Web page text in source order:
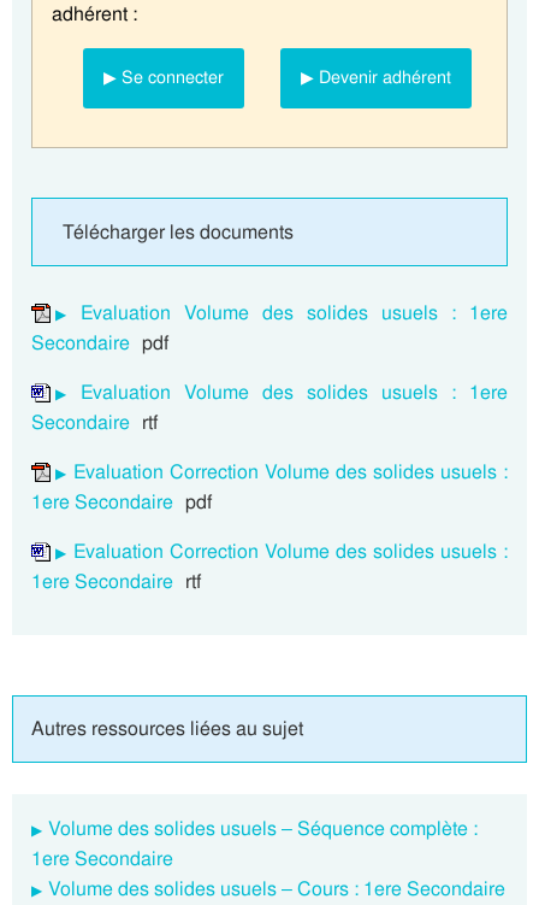
adhérent :
▶ Se connecter ▶ Devenir adhérent
Télécharger les documents
Evaluation Volume des solides usuels : 1ere
Secondaire pdf
Evaluation Volume des solides usuels : 1ere
Secondaire rtf
Evaluation Correction Volume des solides usuels :
1ere Secondaire pdf
Evaluation Correction Volume des solides usuels :
1ere Secondaire rtf
Autres ressources liées au sujet
Volume des solides usuels – Séquence complète :
1ere Secondaire
Volume des solides usuels – Cours : 1ere Secondaire